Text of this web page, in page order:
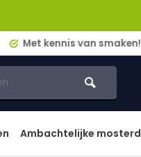
Met kennis van smaken!
Ambachtelijke mosterd